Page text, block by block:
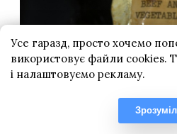
Усе гаразд, просто хочемо
використовує файли cookies.
і налаштовуємо рекламу.